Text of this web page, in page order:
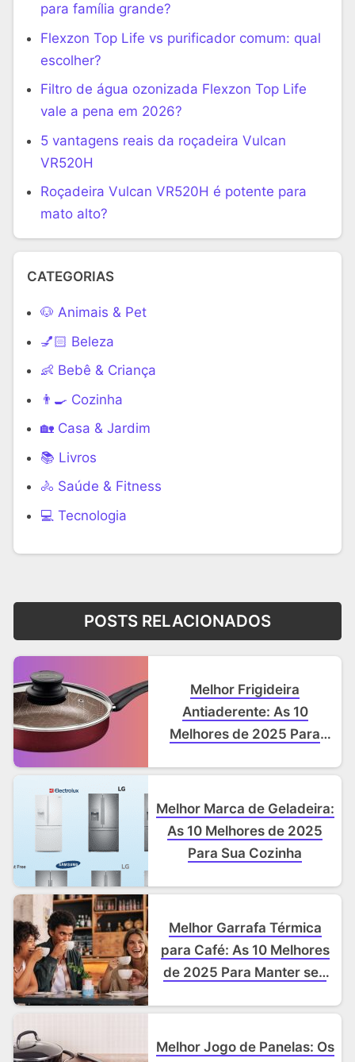
para família grande?
Flexzon Top Life vs purificador comum: qual
escolher?
Filtro de água ozonizada Flexzon Top Life
vale a pena em 2026?
5 vantagens reais da roçadeira Vulcan
VR520H
Roçadeira Vulcan VR520H é potente para
mato alto?
CATEGORIAS
🐶 Animais & Pet
💅🏻 Beleza
👶 Bebê & Criança
👨‍🍳 Cozinha
🏡 Casa & Jardim
📚 Livros
🚴 Saúde & Fitness
‍💻 Tecnologia
POSTS RELACIONADOS
Melhor Frigideira
Antiaderente: As 10
Melhores de 2025 Para
Melhor Marca de Geladeira:
As 10 Melhores de 2025
Para Sua Cozinha
Melhor Garrafa Térmica
para Café: As 10 Melhores
de 2025 Para Manter seu
Melhor Jogo de Panelas: Os